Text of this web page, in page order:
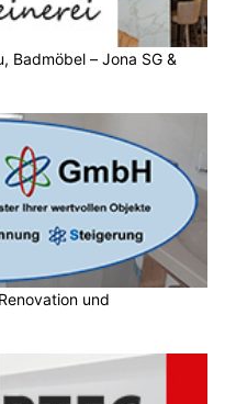
Badmöbel – Jona SG &
und